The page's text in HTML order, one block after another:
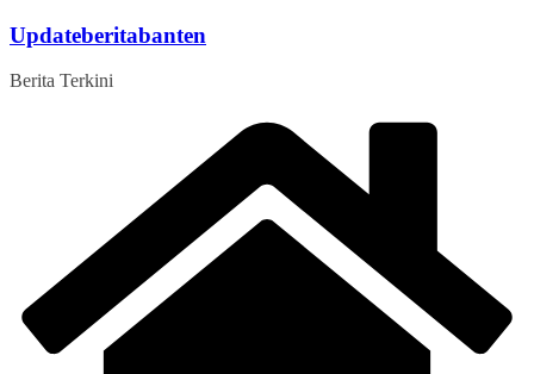
Skip
content
Updateberitabanten
Berita Terkini